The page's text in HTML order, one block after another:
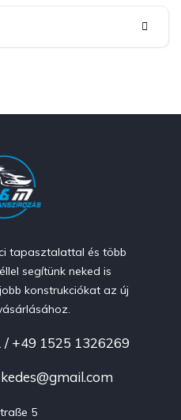
tapasztalattal és több
segítünk neked is
konstrukciókat az új
/ +49 1525 1326269
5